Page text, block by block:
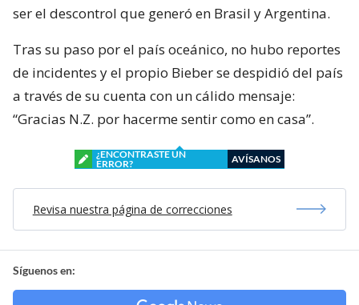
ser el descontrol que generó en Brasil y Argentina.
Tras su paso por el país oceánico, no hubo reportes
de incidentes y el propio Bieber se despidió del país
a través de su cuenta con un cálido mensaje:
“Gracias N.Z. por hacerme sentir como en casa”.
¿ENCONTRASTE UN
ERROR?
AVÍSANOS
Revisa nuestra página de correcciones
Síguenos en: